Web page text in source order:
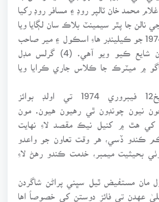
غلام محمد خان ٽالپر روڊ ۽ مسافر روڊ رکيا
نالن جا پٿر سيمينٽ بلاڪ سان لڳايا ويا
آهن. (3) سال 1974 جو ڪيلينڊر هاءِ اسڪول ۽ مير صاحب
جي تصوير سان شايع ڪيو ويو آهي. (4) گرلس مڊل
۾ ميٽرڪ جا ڪلاس جاري ڪرايا ويا
جيئن ته تاريخ12 فيبروري 1974 تي اولڊ بوائز
نيون چونڊون ٿي رهيون هيون. مون
کي هٿ ۾ کنيل نيڪ مقصد لاءِ نهايت
ڪندو ڏسي، هر وقت تعاون جو واعدو
بحيثيت ميمبر، خدمت ڪندو رهڻ لاءِ
مان مستفيض ٿيل سڀني پراڻن شاگردن
عهدن تي فائز دوستن کي خصوصاً اها